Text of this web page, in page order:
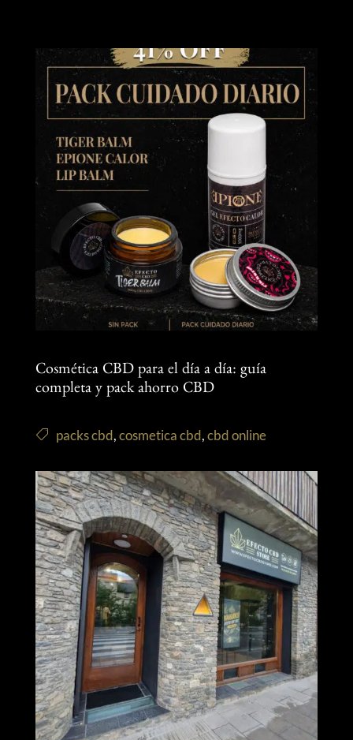
Cosmética CBD para el día a día: guía
completa y pack ahorro CBD
packs cbd,cosmetica cbd,cbd online